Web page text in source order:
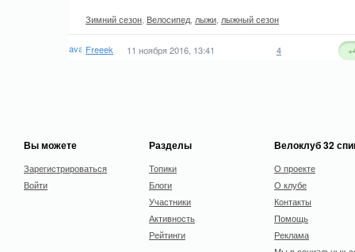
Зимний сезон Велосипед лыжи лыжный сезон
Freeek 11 ноября 2016, 13:41 4
Вы можете
Зарегистрироваться
Войти
Разделы
Топики
Блоги
Участники
Активность
Рейтинги
Велоклуб 32
О проекте
О клубе
Контакты
Помощь
Реклама